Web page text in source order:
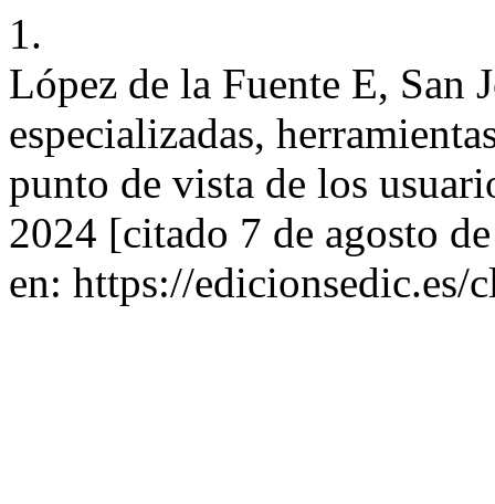
1.
López de la Fuente E, San
especializadas,
punto de vista de los
2024 [citado 7 de agosto
en: https://